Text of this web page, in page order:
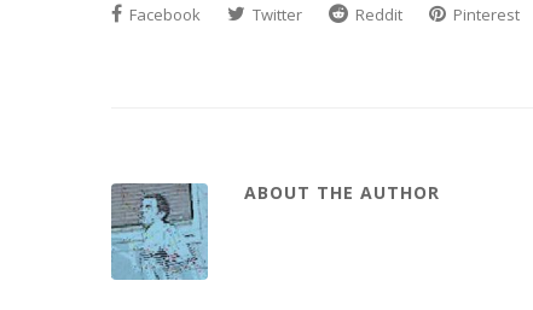
Facebook
Twitter Reddit Pinterest
ABOUT THE AUTHOR